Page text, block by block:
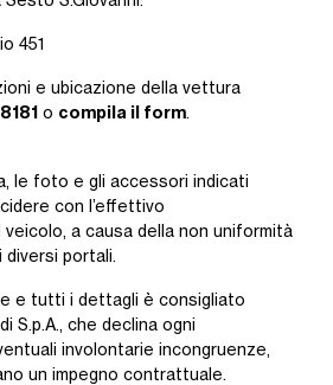
451
e ubicazione della vettura
o compila il form.
le foto e gli accessori indicati
con l’effettivo
a causa della non uniformità
diversi portali.
e tutti i dettagli è consigliato
S.p.A., che declina ogni
involontarie incongruenze,
un impegno contrattuale.